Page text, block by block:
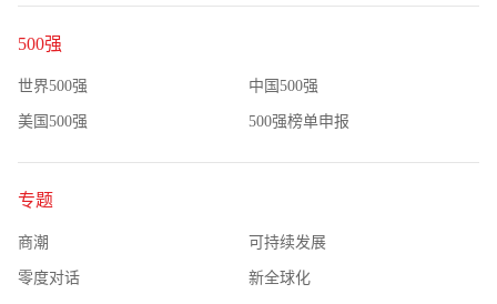
500强
世界500强 中国500强
美国500强 500强榜单申报
专题
商潮 可持续发展
零度对话 新全球化